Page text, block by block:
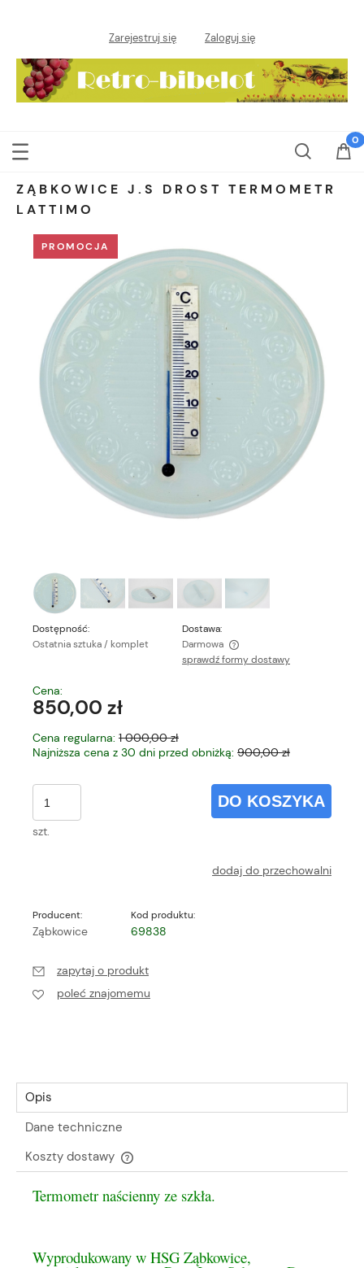
Zarejestruj się Zaloguj się
ZĄBKOWICE J.S DROST TERMOMETR
LATTIMO
PROMOCJA
Dostępność:
Ostatnia sztuka / komplet
Dostawa:
Darmowa
Cena nie zawiera ewentualnych kosztów płatności
sprawdź formy dostawy
Cena:
850,00 zł
Cena regularna: 1 000,00 zł
Najniższa cena z 30 dni przed obniżką: 900,00 zł
szt.
DO KOSZYKA
dodaj do przechowalni
Producent:
Ząbkowice
Kod produktu:
69838
zapytaj o produkt
poleć znajomemu
Opis
Dane techniczne
Koszty dostawy
Cena nie zawiera ewentualnych kosztów płatności
Termometr naścienny ze szkła.
Wyprodukowany w HSG Ząbkowice,